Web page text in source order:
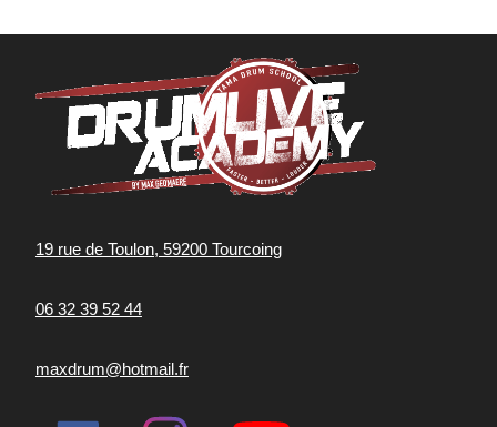
19 rue de Toulon, 59200 Tourcoing
06 32 39 52 44
maxdrum@hotmail.fr